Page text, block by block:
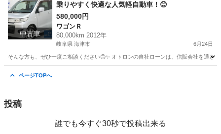
中古車
乗りやすく快適な人気軽自動車！😊
580,000円
ワゴンＲ
80,000km 2012年
岐阜県 海津市 6月24日
そんな方も、ぜひ一度ご相談ください😊✨ オトロンの自社ローンは、信販会社を通
ページTOPへ
投稿
誰でも今すぐ30秒で投稿出来る